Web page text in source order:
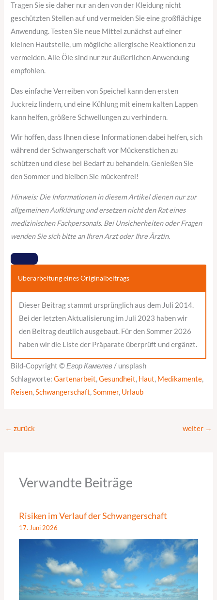
Tragen Sie sie daher nur an den von der Kleidung nicht
geschützten Stellen auf und vermeiden Sie eine großflächige
Anwendung. Testen Sie neue Mittel zunächst auf einer
kleinen Hautstelle, um mögliche allergische Reaktionen zu
vermeiden. Alle Öle sind nur zur äußerlichen Anwendung
empfohlen.
Das einfache Verreiben von Speichel kann den ersten
Juckreiz lindern, und eine Kühlung mit einem kalten Lappen
kann helfen, größere Schwellungen zu verhindern.
Wir hoffen, dass Ihnen diese Informationen dabei helfen, sich
während der Schwangerschaft vor Mückenstichen zu
schützen und diese bei Bedarf zu behandeln. Genießen Sie
den Sommer und bleiben Sie mückenfrei!
Hinweis: Die Informationen in diesem Artikel dienen nur zur
allgemeinen Aufklärung und ersetzen nicht den Rat eines
medizinischen Fachpersonals. Bei Unsicherheiten oder Fragen
wenden Sie sich bitte an Ihren Arzt oder Ihre Ärztin.
Überarbeitung eines Originalbeitrags
Dieser Beitrag stammt ursprünglich aus dem Juli 2014.
Bei der letzten Aktualisierung im Juli 2023 haben wir
den Beitrag deutlich ausgebaut. Für den Sommer 2026
haben wir die Liste der Präparate überprüft und ergänzt.
Bild-Copyright ©Егор Камелев / unsplash
Schlagworte:Gartenarbeit,Gesundheit, Haut, Medikamente,
Reisen,Schwangerschaft,Sommer, Urlaub
← zurück weiter →
Verwandte Beiträge
Risiken im Verlauf der Schwangerschaft
17. Juni 2026